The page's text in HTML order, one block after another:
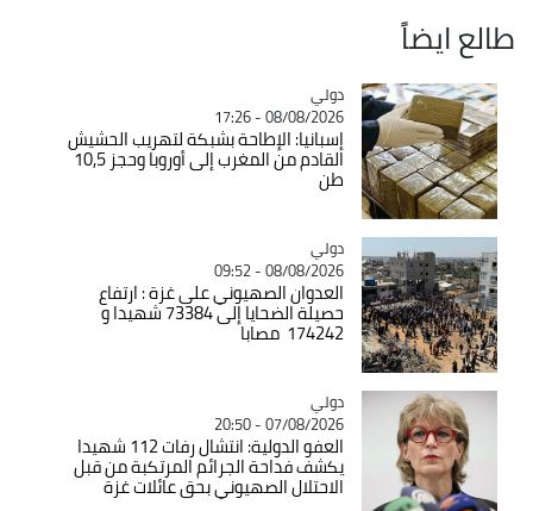
طالع ايضاً
Catégorie
دولي
08/08/2026 - 17:26
إسبانيا: الإطاحة بشبكة لتهريب الحشيش
القادم من المغرب إلى أوروبا وحجز 10,5
طن
Catégorie
دولي
08/08/2026 - 09:52
العدوان الصهيوني على غزة : ارتفاع
حصيلة الضحايا إلى 73384 شهيدا و
174242 مصابا
Catégorie
دولي
07/08/2026 - 20:50
العفو الدولية: انتشال رفات 112 شهيدا
يكشف فداحة الجرائم المرتكبة من قبل
الاحتلال الصهيوني بحق عائلات غزة